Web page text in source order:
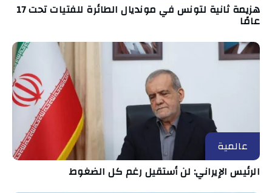
هزيمة ثانية لتونس في مونديال الطائرة للفتيات تحت 17
عامًا
عالمية
الرئيس الإيراني: لن أستقيل رغم كل الضغوط